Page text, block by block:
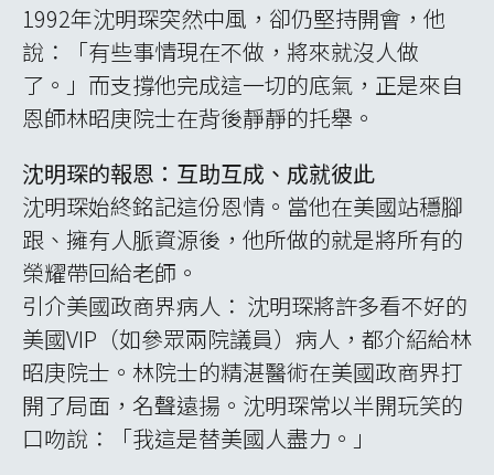
1992年沈明琛突然中風，卻仍堅持開會，他
說：「有些事情現在不做，將來就沒人做
了。」而支撐他完成這一切的底氣，正是來自
恩師林昭庚院士在背後靜靜的托舉。
沈明琛的報恩：互助互成、成就彼此
沈明琛始終銘記這份恩情。當他在美國站穩腳
跟、擁有人脈資源後，他所做的就是將所有的
榮耀帶回給老師。
引介美國政商界病人： 沈明琛將許多看不好的
美國VIP（如參眾兩院議員）病人，都介紹給林
昭庚院士。林院士的精湛醫術在美國政商界打
開了局面，名聲遠揚。沈明琛常以半開玩笑的
口吻說：「我這是替美國人盡力。」